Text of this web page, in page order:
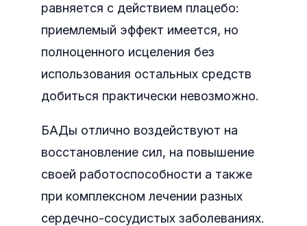
равняется с действием плацебо:
приемлемый эффект имеется, но
полноценного исцеления без
использования остальных средств
добиться практически невозможно.
БАДы отлично воздействуют на
восстановление сил, на повышение
своей работоспособности а также
при комплексном лечении разных
сердечно-сосудистых заболеваниях.